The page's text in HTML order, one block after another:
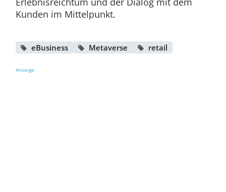
Kunden im Mittelpunkt.
eBusiness Metaverse retail
Anzeige